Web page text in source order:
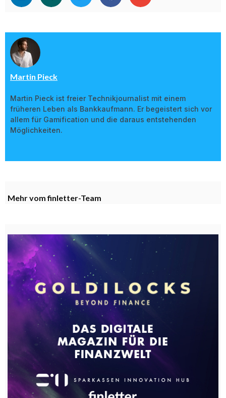
Martin Pieck
Martin Pieck ist freier Technikjournalist mit einem
früheren Leben als Bankkaufmann. Er begeistert sich vor
allem für Gamification und die daraus entstehenden
Möglichkeiten.
Mehr vom finletter-Team